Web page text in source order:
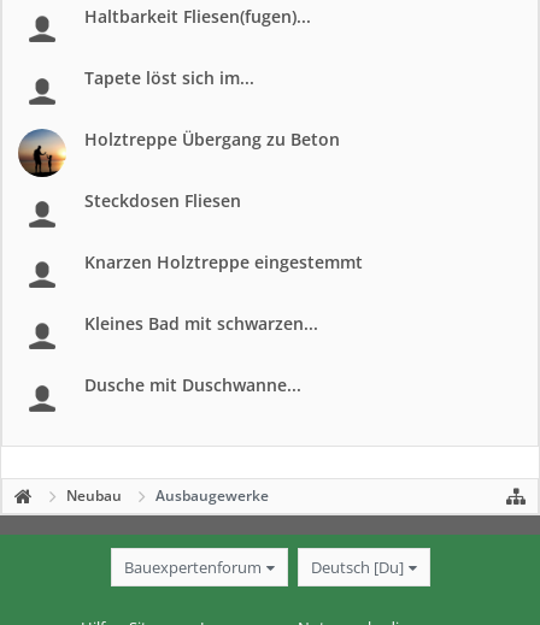
Haltbarkeit Fliesen(fugen)...
Tapete löst sich im...
Holztreppe Übergang zu Beton
Steckdosen Fliesen
Knarzen Holztreppe eingestemmt
Kleines Bad mit schwarzen...
Dusche mit Duschwanne...
Neubau Ausbaugewerke
Bauexpertenforum Deutsch [Du]